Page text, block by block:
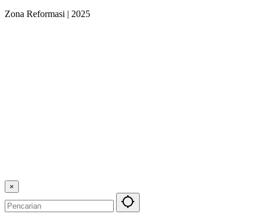
Zona Reformasi | 2025
×